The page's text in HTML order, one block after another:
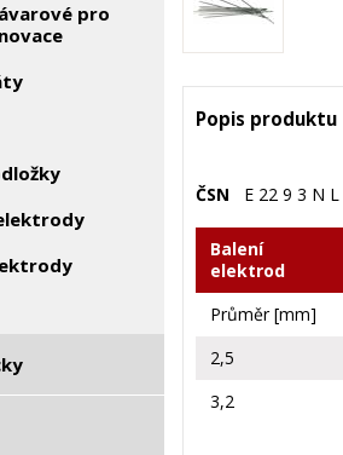
pro
Popis produktu
ČSN E 22 9 3 N L
Balení
elektrod
Průměr [mm]
2,5
3,2